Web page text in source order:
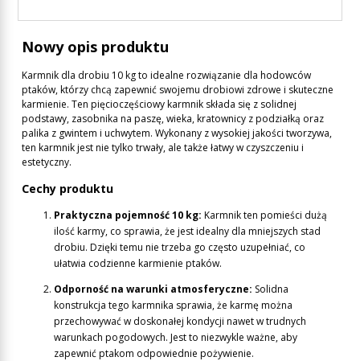
Nowy opis produktu
Karmnik dla drobiu 10 kg to idealne rozwiązanie dla hodowców
ptaków, którzy chcą zapewnić swojemu drobiowi zdrowe i skuteczne
karmienie. Ten pięcioczęściowy karmnik składa się z solidnej
podstawy, zasobnika na paszę, wieka, kratownicy z podziałką oraz
palika z gwintem i uchwytem. Wykonany z wysokiej jakości tworzywa,
ten karmnik jest nie tylko trwały, ale także łatwy w czyszczeniu i
estetyczny.
Cechy produktu
Praktyczna pojemność 10 kg: Karmnik ten pomieści dużą
ilość karmy, co sprawia, że jest idealny dla mniejszych stad
drobiu. Dzięki temu nie trzeba go często uzupełniać, co
ułatwia codzienne karmienie ptaków.
Odporność na warunki atmosferyczne: Solidna
konstrukcja tego karmnika sprawia, że karmę można
przechowywać w doskonałej kondycji nawet w trudnych
warunkach pogodowych. Jest to niezwykle ważne, aby
zapewnić ptakom odpowiednie pożywienie.